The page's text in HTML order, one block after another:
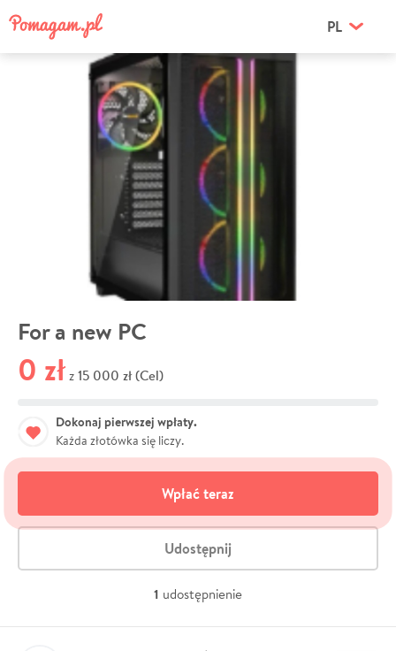
PL
For a new PC
0 zł z 15 000 zł (Cel)
Dokonaj pierwszej wpłaty.
Każda złotówka się liczy.
Wpłać teraz
Udostępnij
1 udostępnienie